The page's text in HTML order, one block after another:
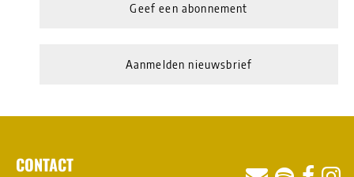
Geef een abonnement
Aanmelden nieuwsbrief
CONTACT